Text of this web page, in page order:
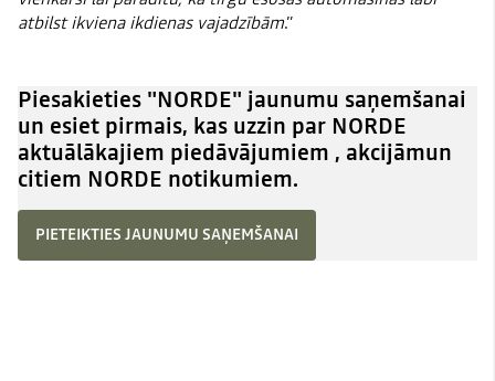
atbilst ikviena ikdienas vajadzībām.”
Piesakieties "NORDE" jaunumu saņemšanai
un esiet pirmais, kas uzzin par NORDE
aktuālākajiem piedāvājumiem , akcijāmun
citiem NORDE notikumiem.
PIETEIKTIES JAUNUMU SAŅEMŠANAI